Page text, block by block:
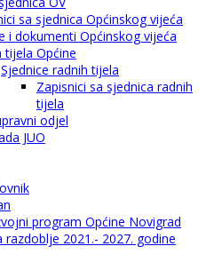
sa sjednica Općinskog vijeća
i dokumenti Općinskog vijeća
tijela Općine
Sjednice radnih tijela
Zapisnici sa sjednica radnih
tijela
odjel
JUO
program Općine Novigrad
razdoblje 2021.- 2027. godine